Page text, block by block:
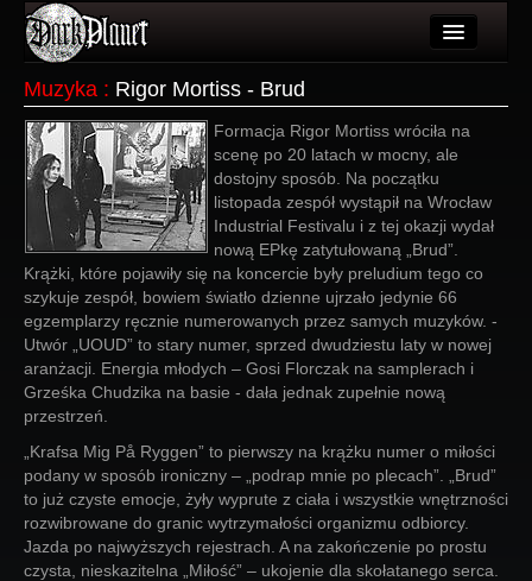
Użytkownicy
Wydarzenia
Galeria
Więcej
Login
Muzyka : Rigor Mortiss - Brud
Formacja Rigor Mortiss wróciła na
scenę po 20 latach w mocny, ale
dostojny sposób. Na początku
listopada zespół wystąpił na Wrocław
Industrial Festivalu i z tej okazji wydał
nową EPkę zatytułowaną „Brud”.
Krążki, które pojawiły się na koncercie były preludium tego co
szykuje zespół, bowiem światło dzienne ujrzało jedynie 66
egzemplarzy ręcznie numerowanych przez samych muzyków. -
Utwór „UOUD” to stary numer, sprzed dwudziestu laty w nowej
aranżacji. Energia młodych – Gosi Florczak na samplerach i
Grześka Chudzika na basie - dała jednak zupełnie nową
przestrzeń.
„Krafsa Mig På Ryggen” to pierwszy na krążku numer o miłości
podany w sposób ironiczny – „podrap mnie po plecach”. „Brud”
to już czyste emocje, żyły wyprute z ciała i wszystkie wnętrzności
rozwibrowane do granic wytrzymałości organizmu odbiorcy.
Jazda po najwyższych rejestrach. A na zakończenie po prostu
czysta, nieskazitelna „Miłość” – ukojenie dla skołatanego serca.